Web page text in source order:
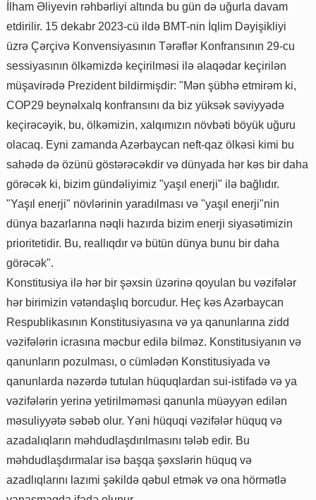
İlham Əliyevin rəhbərliyi altında bu gün də uğurla davam
etdirilir. 15 dekabr 2023-cü ildə BMT-nin İqlim Dəyişikliyi
üzrə Çərçivə Konvensiyasının Tərəflər Konfransının 29-cu
sessiyasının ölkəmizdə keçirilməsi ilə əlaqədar keçirilən
müşavirədə Prezident bildirmişdir: "Mən şübhə etmirəm ki,
COP29 beynəlxalq konfransını da biz yüksək səviyyədə
keçirəcəyik, bu, ölkəmizin, xalqımızın növbəti böyük uğuru
olacaq. Eyni zamanda Azərbaycan neft-qaz ölkəsi kimi bu
sahədə də özünü göstərəcəkdir və dünyada hər kəs bir daha
görəcək ki, bizim gündəliyimiz "yaşıl enerji" ilə bağlıdır.
"Yaşıl enerji" növlərinin yaradılması və "yaşıl enerji"nin
dünya bazarlarına nəqli hazırda bizim enerji siyasətimizin
prioritetidir. Bu, reallıqdır və bütün dünya bunu bir daha
görəcək".
Konstitusiya ilə hər bir şəxsin üzərinə qoyulan bu vəzifələr
hər birimizin vətəndaşlıq borcudur. Heç kəs Azərbaycan
Respublikasının Konstitusiyasına və ya qanunlarına zidd
vəzifələrin icrasına məcbur edilə bilməz. Konstitusiyanın və
qanunların pozulması, o cümlədən Konstitusiyada və
qanunlarda nəzərdə tutulan hüquqlardan sui-istifadə və ya
vəzifələrin yerinə yetirilməməsi qanunla müəyyən edilən
məsuliyyətə səbəb olur. Yəni hüquqi vəzifələr hüquq və
azadalıqların məhdudlaşdırılmasını tələb edir. Bu
məhdudlaşdırmalar isə başqa şəxslərin hüquq və
azadlıqlarını lazımi şəkildə qəbul etmək və ona hörmətlə